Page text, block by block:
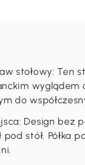
stołowy: Ten
wyglądem
do
Design bez
pod stół.